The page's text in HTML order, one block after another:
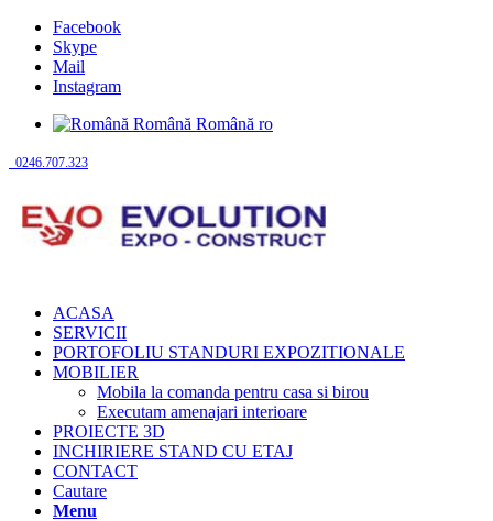
Facebook
Skype
Mail
Instagram
Română Română ro
0246.707.323
ACASA
SERVICII
PORTOFOLIU STANDURI EXPOZITIONALE
MOBILIER
Mobila la comanda pentru casa si birou
Executam amenajari interioare
PROIECTE 3D
INCHIRIERE STAND CU ETAJ
CONTACT
Cautare
Menu